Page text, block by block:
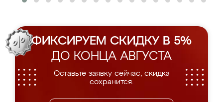
ФИКСИРУЕМ СКИДКУ В 5%
ДО КОНЦА АВГУСТА
Оставьте заявку сейчас, скидка
сохранится.